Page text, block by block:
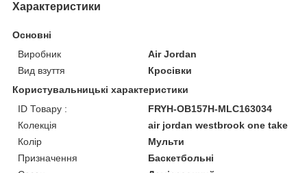
Характеристики
Основні
Виробник
Air Jordan
Вид взуття
Кросівки
Користувальницькі характеристики
ID Товару :
FRYH-OB157H-MLC163034
Колекція
air jordan westbrook one take
Колір
Мульти
Призначення
Баскетбольні